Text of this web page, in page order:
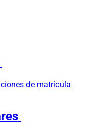
de matrícula